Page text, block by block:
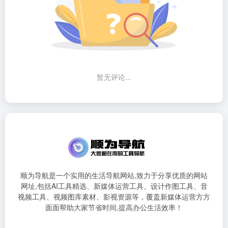
暂无评论...
顺为导航是一个实用的生活导航网站,致力于分享优质的网站
网址,包括AI工具精选、新媒体运营工具、设计作图工具、音
视频工具、视频图库素材、影视资源等，覆盖新媒体运营方方
面面帮助大家节省时间,提高办公生活效率！